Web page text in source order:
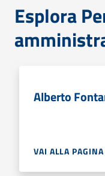
Esplora
Alberto
VAI ALLA PAGINA